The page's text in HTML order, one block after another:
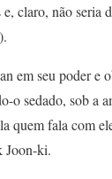
e, claro, não seria
em seu poder e
o sedado, sob a
quem fala com
Joon-ki.